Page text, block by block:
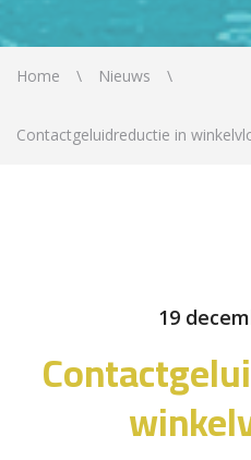
Home Nieuws
Contactgeluidreductie in
19